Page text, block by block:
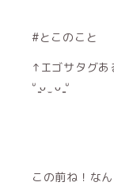
#とこのこと
↑エゴサタグあ
ᐡ ̳ᴗ ̫ ᴗ ̳ᐡ
この前ね！な